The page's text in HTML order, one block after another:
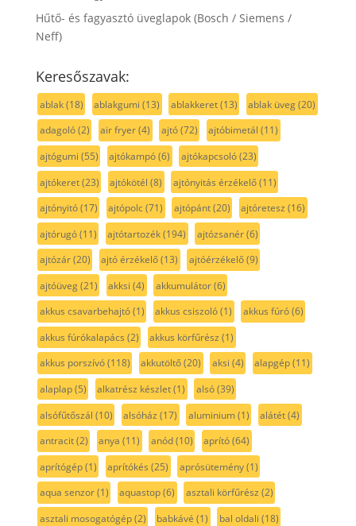
Hűtő- és fagyasztó üveglapok (Bosch / Siemens /
Neff)
Keresőszavak:
ablak(18) ablakgumi (13) ablakkeret(13) ablak üveg(20)
adagoló(2) air fryer(4) ajtó(72) ajtóbimetál (11)
ajtógumi (55) ajtókampó(6) ajtókapcsoló(23)
ajtókeret(23) ajtókötél (8) ajtónyitás érzékelő(11)
ajtónyitó(17) ajtópolc(71) ajtópánt(20) ajtóretesz (16)
ajtórugó(11) ajtótartozék(194) ajtózsanér(6)
ajtózár(20) ajtó érzékelő(13) ajtóérzékelő(9)
ajtóüveg(21) akksi (4) akkumulátor(6)
akkus csavarbehajtó(1) akkus csiszoló(1) akkus fúró(6)
akkus fúrókalapács (2) akkus körfűrész (1)
akkus porszívó(118) akkutöltő(20) aksi (4) alapgép(11)
alaplap(5) alkatrész készlet(1) alsó(39)
alsófűtőszál (10) alsóház (17) aluminium(1) alátét(4)
antracit(2) anya (11) anód(10) aprító(64)
aprítógép(1) aprítókés (25) aprósütemény(1)
aqua senzor(1) aquastop(6) asztali körfűrész (2)
asztali mosogatógép(2) babkávé (1) bal oldali (18)